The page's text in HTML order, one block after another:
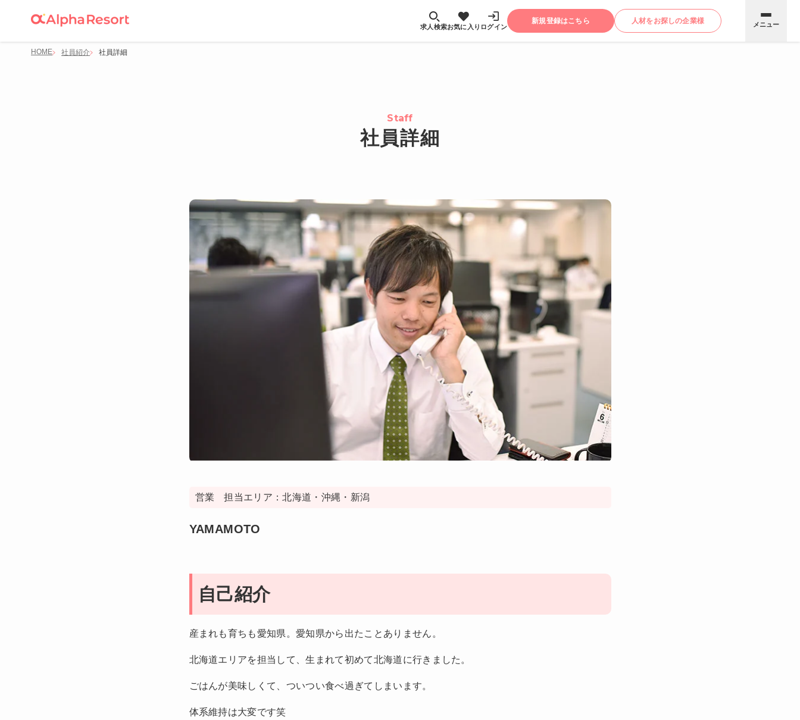
求人検索お気に入り ログイン
新規登録はこちら 人材をお探しの企業様 メニュー
HOME 社員紹介 社員詳細
Staff
社員詳細
営業 担当エリア：北海道・沖縄・新潟
YAMAMOTO
自己紹介
産まれも育ちも愛知県。愛知県から出たことありません。
北海道エリアを担当して、生まれて初めて北海道に行きました。
ごはんが美味しくて、ついつい食べ過ぎてしまいます。
体系維持は大変です笑